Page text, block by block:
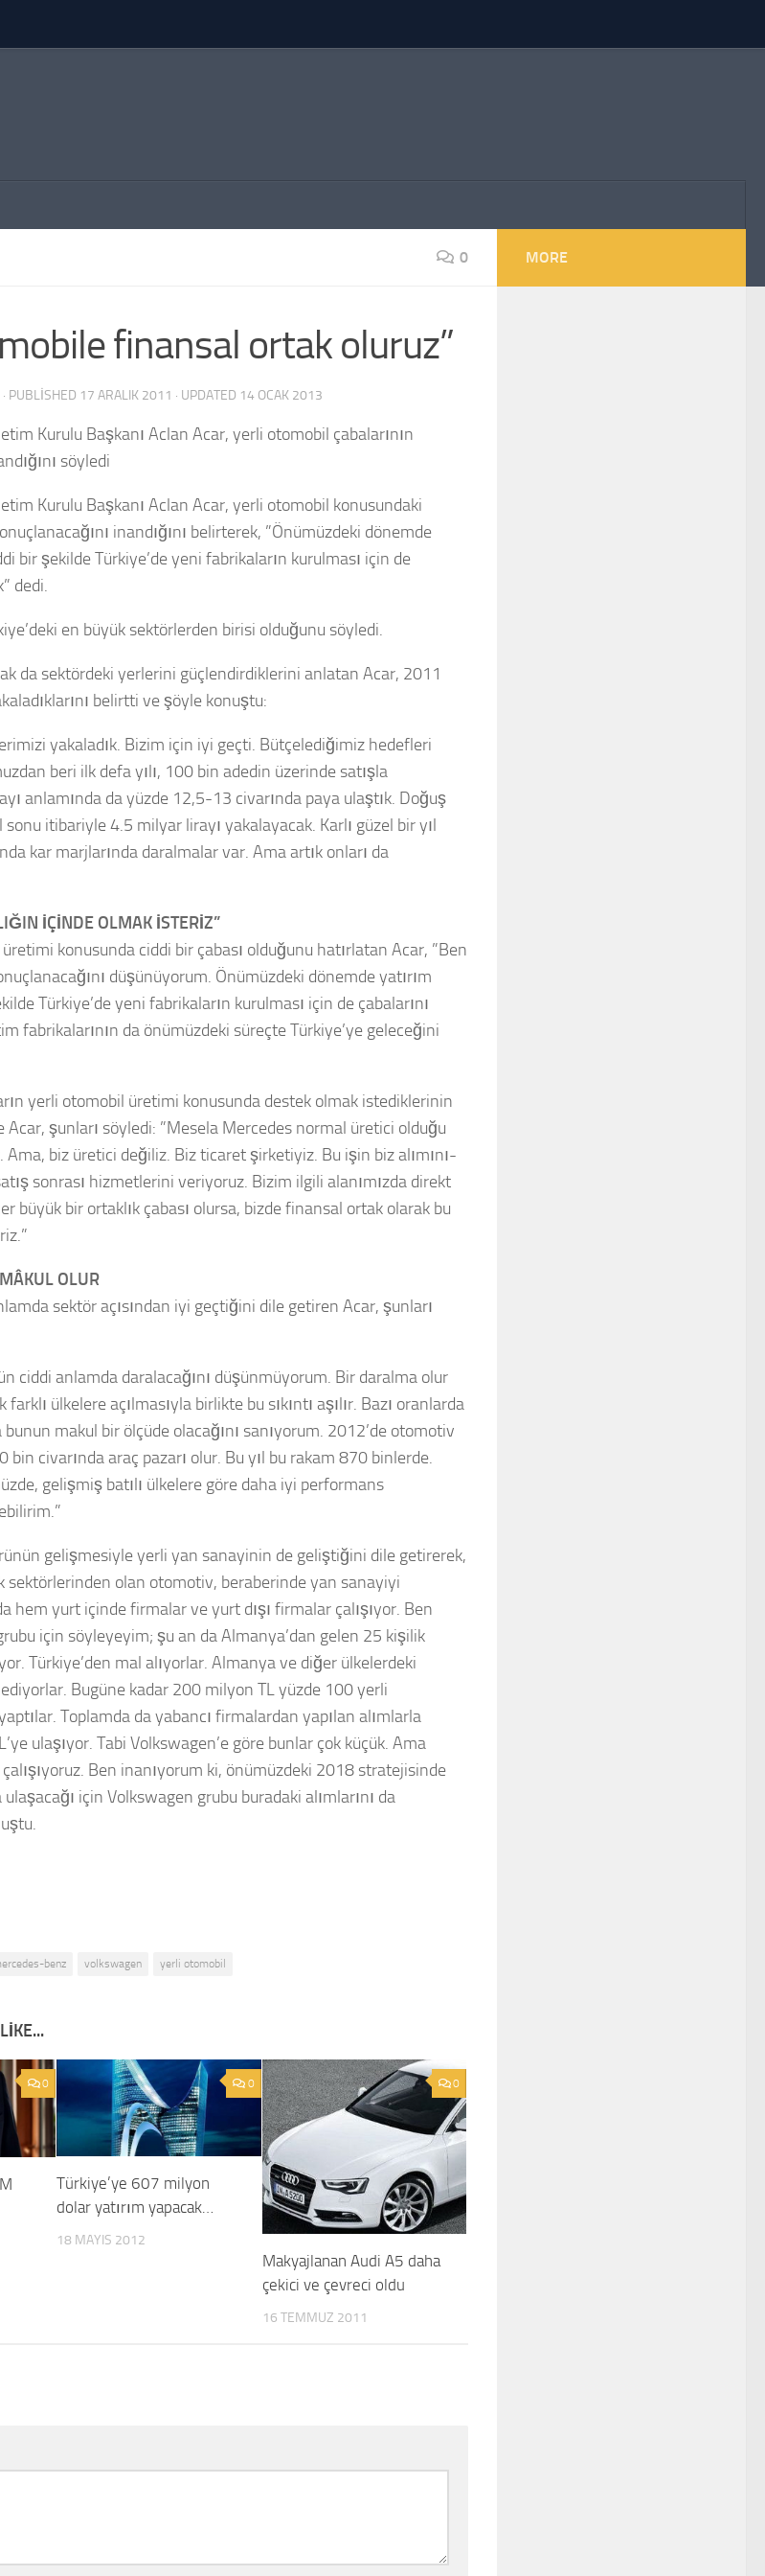
0
finansal ortak oluruz”
· PUBLISHED 17 ARALIK 2011 · UPDATED 14 OCAK 2013
Kurulu Başkanı Aclan Acar, yerli otomobil çabalarının
söyledi
Kurulu Başkanı Aclan Acar, yerli otomobil konusundaki
inandığını belirterek, ”Önümüzdeki dönemde
bir şekilde Türkiye’de yeni fabrikaların kurulması için de
dedi.
en büyük sektörlerden birisi olduğunu söyledi.
da sektördeki yerlerini güçlendirdiklerini anlatan Acar, 2011
belirtti ve şöyle konuştu:
yakaladık. Bizim için iyi geçti. Bütçelediğimiz hedefleri
beri ilk defa yılı, 100 bin adedin üzerinde satışla
anlamında da yüzde 12,5-13 civarında paya ulaştık. Doğuş
itibariyle 4.5 milyar lirayı yakalayacak. Karlı güzel bir yıl
kar marjlarında daralmalar var. Ama artık onları da
İÇİNDE OLMAK İSTERİZ”
konusunda ciddi bir çabası olduğunu hatırlatan Acar, ”Ben
düşünüyorum. Önümüzdeki dönemde yatırım
Türkiye’de yeni fabrikaların kurulması için de çabalarını
fabrikalarının da önümüzdeki süreçte Türkiye’ye geleceğini
yerli otomobil üretimi konusunda destek olmak istediklerinin
Acar, şunları söyledi: ”Mesela Mercedes normal üretici olduğu
Ama, biz üretici değiliz. Biz ticaret şirketiyiz. Bu işin biz alımını-
sonrası hizmetlerini veriyoruz. Bizim ilgili alanımızda direkt
büyük bir ortaklık çabası olursa, bizde finansal ortak olarak bu
OLUR
sektör açısından iyi geçtiğini dile getiren Acar, şunları
ciddi anlamda daralacağını düşünmüyorum. Bir daralma olur
ülkelere açılmasıyla birlikte bu sıkıntı aşılır. Bazı oranlarda
makul bir ölçüde olacağını sanıyorum. 2012’de otomotiv
bin civarında araç pazarı olur. Bu yıl bu rakam 870 binlerde.
gelişmiş batılı ülkelere göre daha iyi performans
gelişmesiyle yerli yan sanayinin de geliştiğini dile getirerek,
sektörlerinden olan otomotiv, beraberinde yan sanayiyi
hem yurt içinde firmalar ve yurt dışı firmalar çalışıyor. Ben
için söyleyeyim; şu an da Almanya’dan gelen 25 kişilik
Türkiye’den mal alıyorlar. Almanya ve diğer ülkelerdeki
Bugüne kadar 200 milyon TL yüzde 100 yerli
Toplamda da yabancı firmalardan yapılan alımlarla
ulaşıyor. Tabi Volkswagen’e göre bunlar çok küçük. Ama
Ben inanıyorum ki, önümüzdeki 2018 stratejisinde
için Volkswagen grubu buradaki alımlarını da
benz volkswagen yerli otomobil
0 0
Türkiye’ye 607 milyon
dolar yatırım yapacak…
18 MAYIS 2012
0
Makyajlanan Audi A5 daha
çekici ve çevreci oldu
16 TEMMUZ 2011
MORE